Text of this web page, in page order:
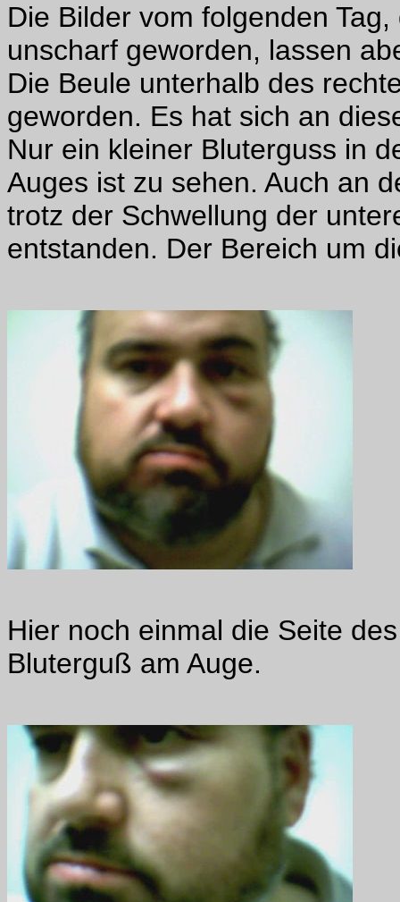
Die Bilder vom folgenden
unscharf geworden, lassen
Die Beule unterhalb des
geworden. Es hat sich an
Nur ein kleiner Bluterguss in
Auges ist zu sehen. Auch an
trotz der Schwellung der
entstanden. Der Bereich um
Hier noch einmal die Seite
Bluterguß am Auge.